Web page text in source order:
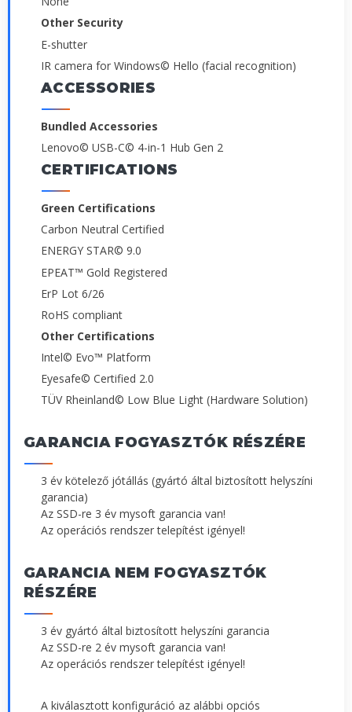
Other Security
E-shutter
IR camera for Windows© Hello (facial recognition)
ACCESSORIES
Bundled Accessories
Lenovo© USB-C© 4-in-1 Hub Gen 2
CERTIFICATIONS
Green Certifications
Carbon Neutral Certified
ENERGY STAR© 9.0
EPEAT™ Gold Registered
ErP Lot 6/26
RoHS compliant
Other Certifications
Intel© Evo™ Platform
Eyesafe© Certified 2.0
TÜV Rheinland© Low Blue Light (Hardware Solution)
GARANCIA FOGYASZTÓK RÉSZÉRE
3 év kötelező jótállás (gyártó által biztosított helyszíni
garancia)
Az SSD-re 3 év mysoft garancia van!
Az operációs rendszer telepítést igényel!
GARANCIA NEM FOGYASZTÓK
RÉSZÉRE
3 év gyártó által biztosított helyszíni garancia
Az SSD-re 2 év mysoft garancia van!
Az operációs rendszer telepítést igényel!
A kiválasztott konfiguráció az alábbi opciós